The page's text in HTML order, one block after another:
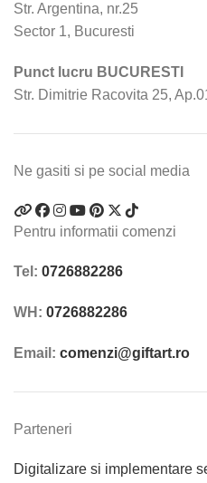
Str. Argentina, nr.25
Sector 1, Bucuresti
Punct lucru BUCURESTI
Str. Dimitrie Racovita 25,
Ne gasiti si pe social media
Pentru informatii comenzi
Tel: 0726882286
WH: 0726882286
Email: comenzi@giftart.ro
Parteneri
Digitalizare si implementare